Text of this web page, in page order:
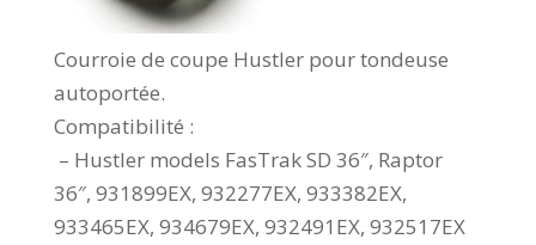
Courroie de coupe Hustler pour tondeuse
autoportée.
Compatibilité :
– Hustler models FasTrak SD 36″, Raptor
36″, 931899EX, 932277EX, 933382EX,
933465EX, 934679EX, 932491EX, 932517EX